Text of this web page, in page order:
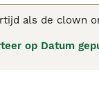
als de clown
op Datum